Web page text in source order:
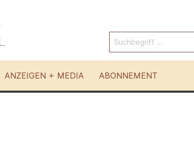
ANZEIGEN + MEDIA ABONNEMENT